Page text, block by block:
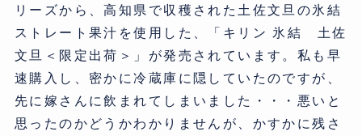
リーズから、高知県で収穫された土佐文旦の氷結
ストレート果汁を使用した、「キリン 氷結 土佐
文旦＜限定出荷＞」が発売されています。私も早
速購入し、密かに冷蔵庫に隠していたのですが、
先に嫁さんに飲まれてしまいました・・・悪いと
思ったのかどうかわかりませんが、かすかに残さ